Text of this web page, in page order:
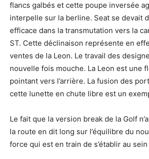
flancs galbés et cette poupe inversée
interpelle sur la berline. Seat se devait
efficace dans la transmutation vers la
ST. Cette déclinaison représente en
ventes de la Leon. Le travail des
nouvelle fois mouche. La Leon est une
pointant vers l’arrière. La fusion des
cette lunette en chute libre est un
Le fait que la version break de la Golf
la route en dit long sur l’équilibre du
force qui est en train de s’établir au